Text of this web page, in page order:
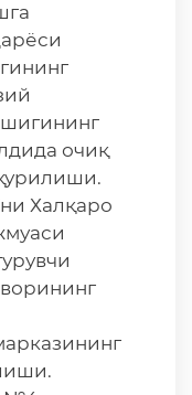
очиқ
Халқаро